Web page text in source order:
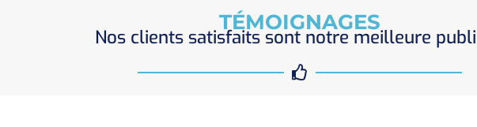
TÉMOIGNAGES
Nos clients satisfaits sont notre meilleure